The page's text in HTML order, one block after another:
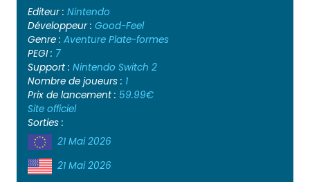
Editeur : Nintendo
Développeur : Good-Feel
Genre : Aventure Plate-formes
PEGI : 7
Support : Nintendo Switch 2
Nombre de joueurs : 1
Prix de lancement : 59.99€
Site officiel
Sorties :
21 Mai 2026
21 Mai 2026